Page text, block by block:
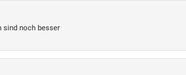
sind noch besser